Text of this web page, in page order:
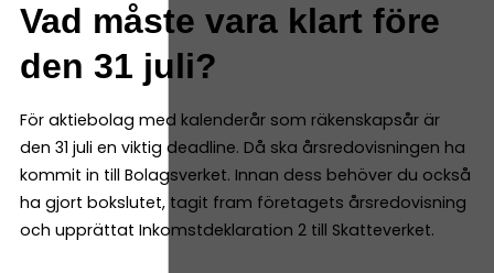
Vad måste vara klart före
den 31 juli?
För aktiebolag med kalenderår som räkenskapsår är
den 31 juli en viktig deadline. Då ska årsredovisningen ha
kommit in till Bolagsverket. Innan dess behöver du också
ha gjort bokslutet, tagit fram företagets årsredovisning
och upprättat Inkomstdeklaration 2 till Skatteverket.